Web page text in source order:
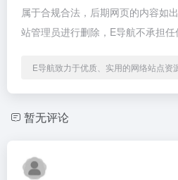
属于合规合法，后期网页的内容如
站管理员进行删除，E导航不承担任
E导航致力于优质、实用的网络站点资
暂无评论